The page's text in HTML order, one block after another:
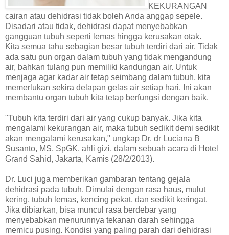
KEKURANGAN
cairan atau dehidrasi tidak boleh Anda anggap sepele.
Disadari atau tidak, dehidrasi dapat menyebabkan
gangguan tubuh seperti lemas hingga kerusakan otak.
Kita semua tahu sebagian besar tubuh terdiri dari air. Tidak
ada satu pun organ dalam tubuh yang tidak mengandung
air, bahkan tulang pun memiliki kandungan air. Untuk
menjaga agar kadar air tetap seimbang dalam tubuh, kita
memerlukan sekira delapan gelas air setiap hari. Ini akan
membantu organ tubuh kita tetap berfungsi dengan baik.
"Tubuh kita terdiri dari air yang cukup banyak. Jika kita
mengalami kekurangan air, maka tubuh sedikit demi sedikit
akan mengalami kerusakan," ungkap Dr. dr Luciana B
Susanto, MS, SpGK, ahli gizi, dalam sebuah acara di Hotel
Grand Sahid, Jakarta, Kamis (28/2/2013).
Dr. Luci juga memberikan gambaran tentang gejala
dehidrasi pada tubuh. Dimulai dengan rasa haus, mulut
kering, tubuh lemas, kencing pekat, dan sedikit keringat.
Jika dibiarkan, bisa muncul rasa berdebar yang
menyebabkan menurunnya tekanan darah sehingga
memicu pusing. Kondisi yang paling parah dari dehidrasi